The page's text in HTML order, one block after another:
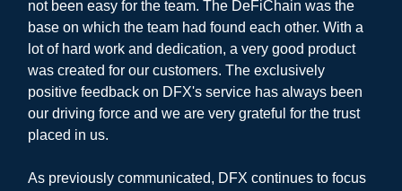
not been easy for the team. The DeFiChain was the
base on which the team had found each other. With a
lot of hard work and dedication, a very good product
was created for our customers. The exclusively
positive feedback on DFX's service has always been
our driving force and we are very grateful for the trust
placed in us.
As previously communicated, DFX continues to focus